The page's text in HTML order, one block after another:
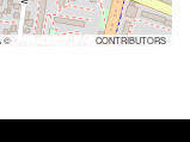
© OPENSTREETMAP CONTRIBUTORS